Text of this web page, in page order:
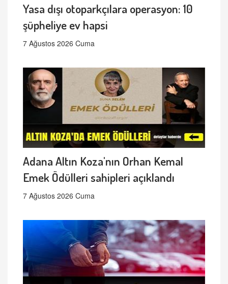
Yasa dışı otoparkçılara operasyon: 10
şüpheliye ev hapsi
7 Ağustos 2026 Cuma
Adana Altın Koza'nın Orhan Kemal
Emek Ödülleri sahipleri açıklandı
7 Ağustos 2026 Cuma